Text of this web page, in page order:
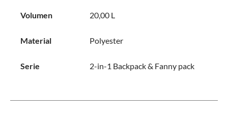
Volumen 20,00 L
Material Polyester
Serie 2-in-1 Backpack & Fanny pack